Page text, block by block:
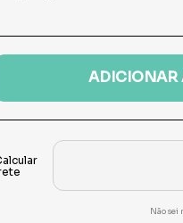
ADICIONAR
Não sei